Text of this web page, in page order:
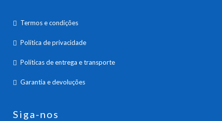
Termos e condições
Política de privacidade
Políticas de entrega e transporte
Garantia e devoluções
Siga-nos